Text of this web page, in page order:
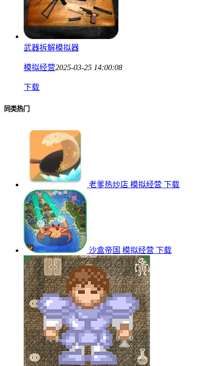
武器拆解模拟器
模拟经营2025-03-25 14:00:08
下载
同类热门
老爹热炒店 模拟经营 下载
沙盒帝国 模拟经营 下载